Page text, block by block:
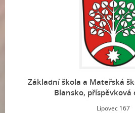
Základní škola a Mateřská
Blansko, příspěvková
Lipovec 167